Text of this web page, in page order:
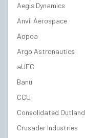
Aegis Dynamics
Anvil Aerospace
Aopoa
Argo Astronautics
aUEC
Banu
CCU
Consolidated Outland
Crusader Industries